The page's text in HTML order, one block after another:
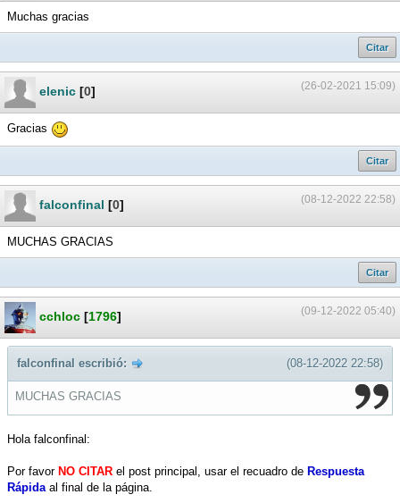
Muchas gracias
Citar
(26-02-2021 15:09)
elenic [0]
Gracias
Citar
(08-12-2022 22:58)
falconfinal [0]
MUCHAS GRACIAS
Citar
(09-12-2022 05:40)
cchloc [1796]
(08-12-2022 22:58)
falconfinal escribió:
MUCHAS GRACIAS
Hola falconfinal:
Por favor NO CITAR el post principal, usar el recuadro de Respuesta
Rápidaal final de la página.